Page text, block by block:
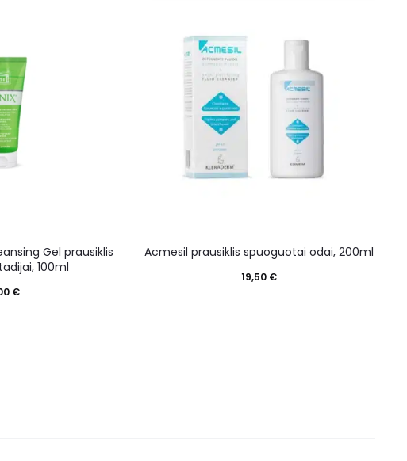
Gel prausiklis
100ml
€
Acmesil prausiklis spuoguotai odai, 200ml
19,50 €